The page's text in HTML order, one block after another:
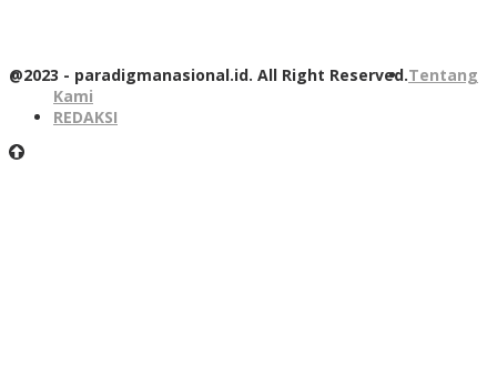
@2023 - paradigmanasional.id. All Right Reserved.Tentang
Kami
REDAKSI